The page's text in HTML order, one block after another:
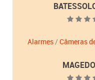
Alarmes/Câmeras